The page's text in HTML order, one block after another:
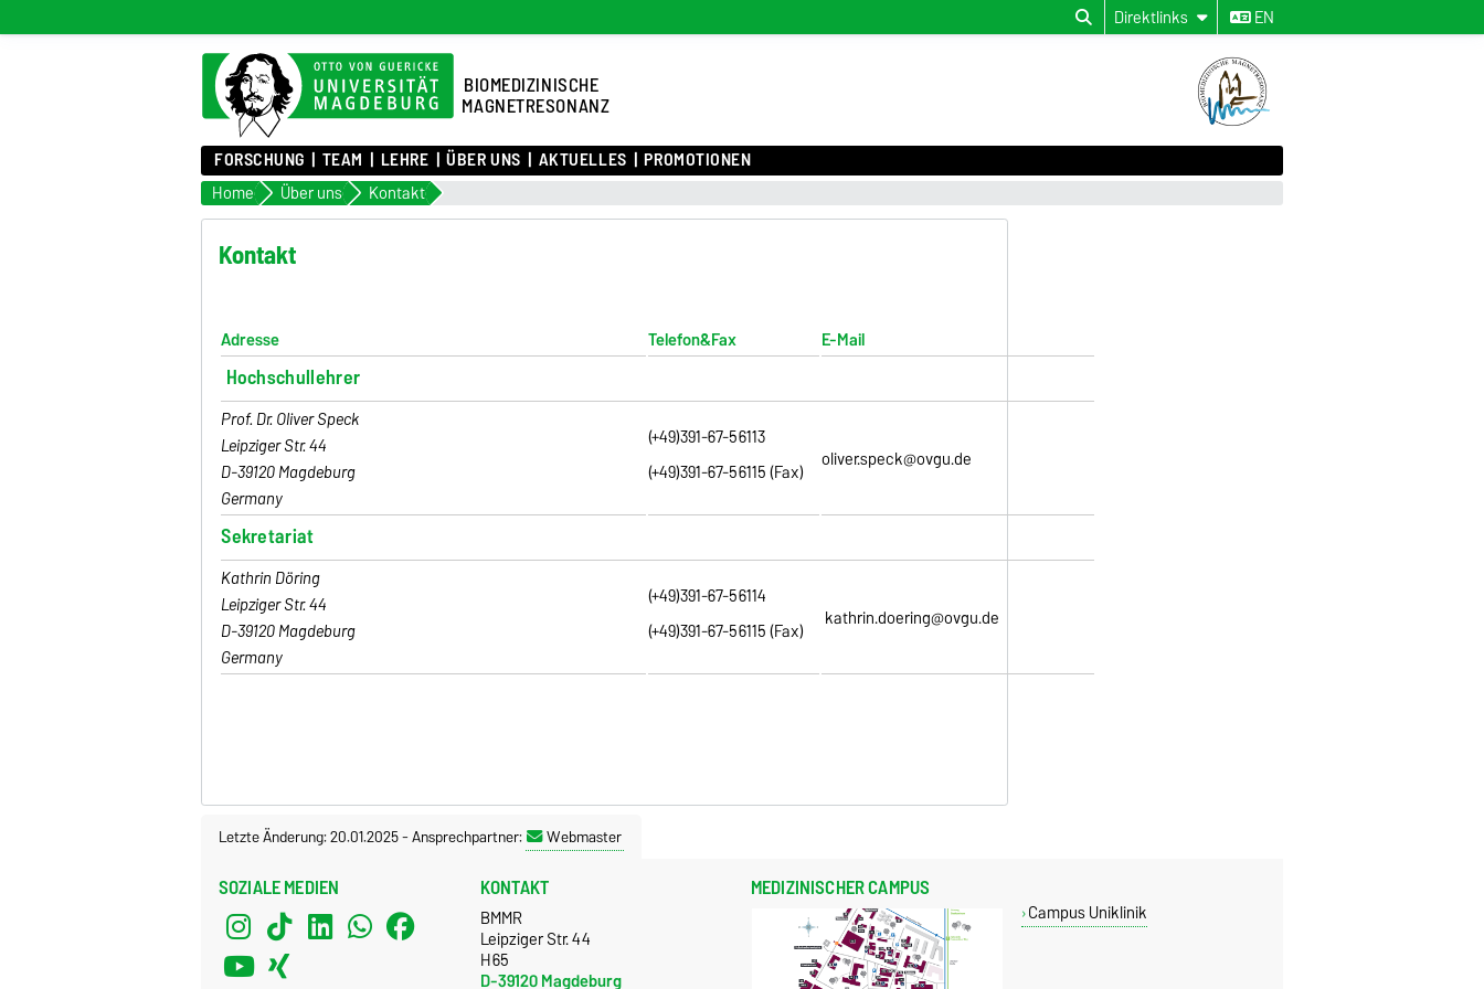
Direktlinks EN
BIOMEDIZINISCHE
MAGNETRESONANZ
FORSCHUNG TEAM LEHRE ÜBER UNS AKTUELLES PROMOTIONEN
Home Über uns Kontakt
Kontakt
Adresse Telefon&Fax E-Mail
Hochschullehrer
Prof. Dr. Oliver Speck
Leipziger Str. 44
D-39120 Magdeburg
Germany
(+49)391-67-56113
(+49)391-67-56115 (Fax)
oliver.speck@ovgu.de
Sekretariat
Kathrin Döring
Leipziger Str. 44
D-39120 Magdeburg
Germany
(+49)391-67-56114
(+49)391-67-56115 (Fax)
kathrin.doering@ovgu.de
Letzte Änderung: 20.01.2025-Ansprechpartner: Webmaster
SOZIALE MEDIEN KONTAKT
BMMR
Leipziger Str. 44
H65
D-39120 Magdeburg
MEDIZINISCHER CAMPUS
Campus Uniklinik